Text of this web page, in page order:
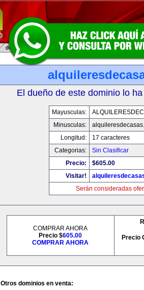
El dueño de este dominio lo
Mayusculas:
Minusculas:
Longitud:
17 caracteres
Categorias:
Sin Clasificar
Precio:
$605.00
Visitar!
Serán consideradas
COMPRAR AHORA
Precio $605.00
COMPRAR AHORA
Precio
Otros dominios en venta: